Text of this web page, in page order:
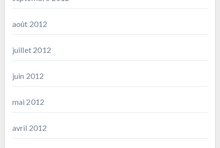
août 2012
juillet 2012
juin 2012
mai 2012
avril 2012